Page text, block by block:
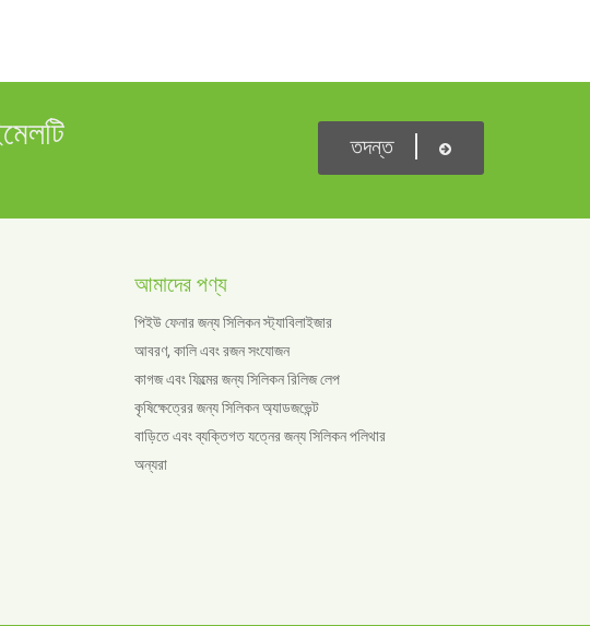
তদন্ত
আমাদের পণ্য
পিইউ ফেনার জন্য সিলিকন স্ট্যাবিলাইজার
আবরণ, কালি এবং রজন সংযোজন
কাগজ এবং ফিল্মের জন্য সিলিকন রিলিজ লেপ
কৃষিক্ষেত্রের জন্য সিলিকন অ্যাডজভেন্ট
বাড়িতে এবং ব্যক্তিগত যত্নের জন্য সিলিকন পলিথার
অন্যরা